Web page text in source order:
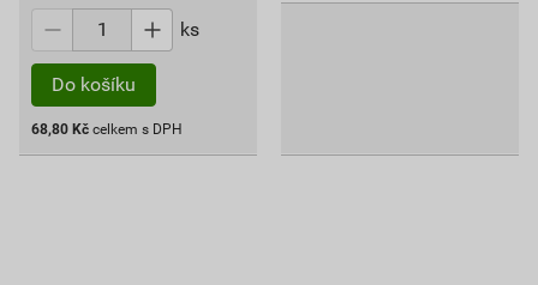
ks
Do košíku
68,80 Kč celkem s DPH